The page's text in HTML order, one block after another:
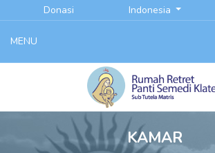
Donasi Indonesia
MENU
KAMAR